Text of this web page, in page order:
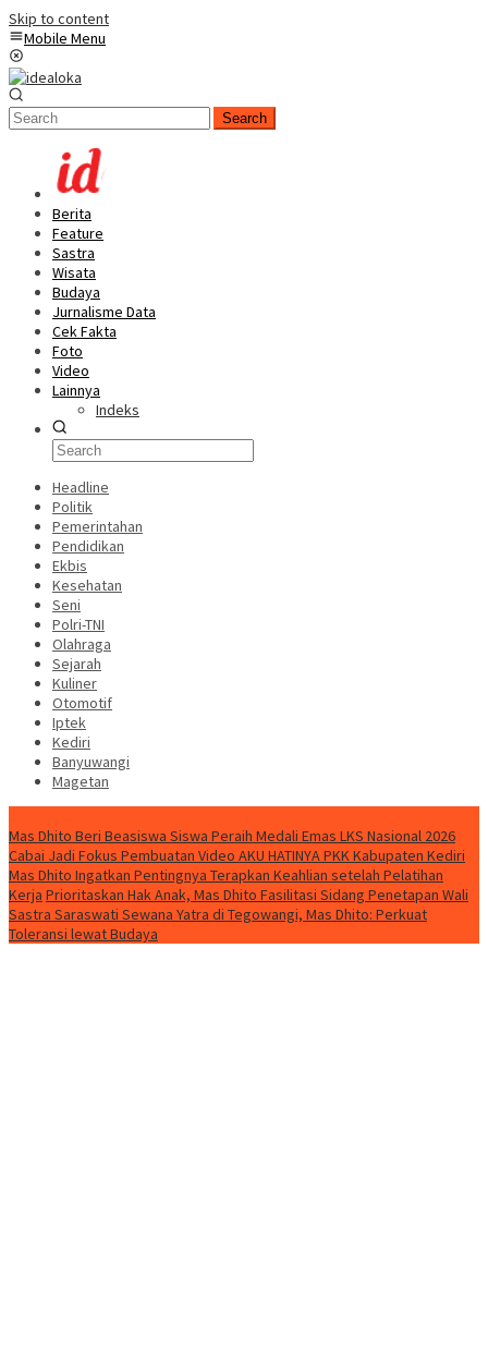
Skip to content
Mobile Menu
Search
Berita
Feature
Sastra
Wisata
Budaya
Jurnalisme Data
Cek Fakta
Foto
Video
Lainnya
Indeks
Headline
Politik
Pemerintahan
Pendidikan
Ekbis
Kesehatan
Seni
Polri-TNI
Olahraga
Sejarah
Kuliner
Otomotif
Iptek
Kediri
Banyuwangi
Magetan
Mas Dhito Beri Beasiswa Siswa Peraih Medali Emas LKS Nasional 2026
Cabai Jadi Fokus Pembuatan Video AKU HATINYA PKK Kabupaten Kediri
Mas Dhito Ingatkan Pentingnya Terapkan Keahlian setelah Pelatihan
Kerja Prioritaskan Hak Anak, Mas Dhito Fasilitasi Sidang Penetapan Wali
Sastra Saraswati Sewana Yatra di Tegowangi, Mas Dhito: Perkuat
Toleransi lewat Budaya